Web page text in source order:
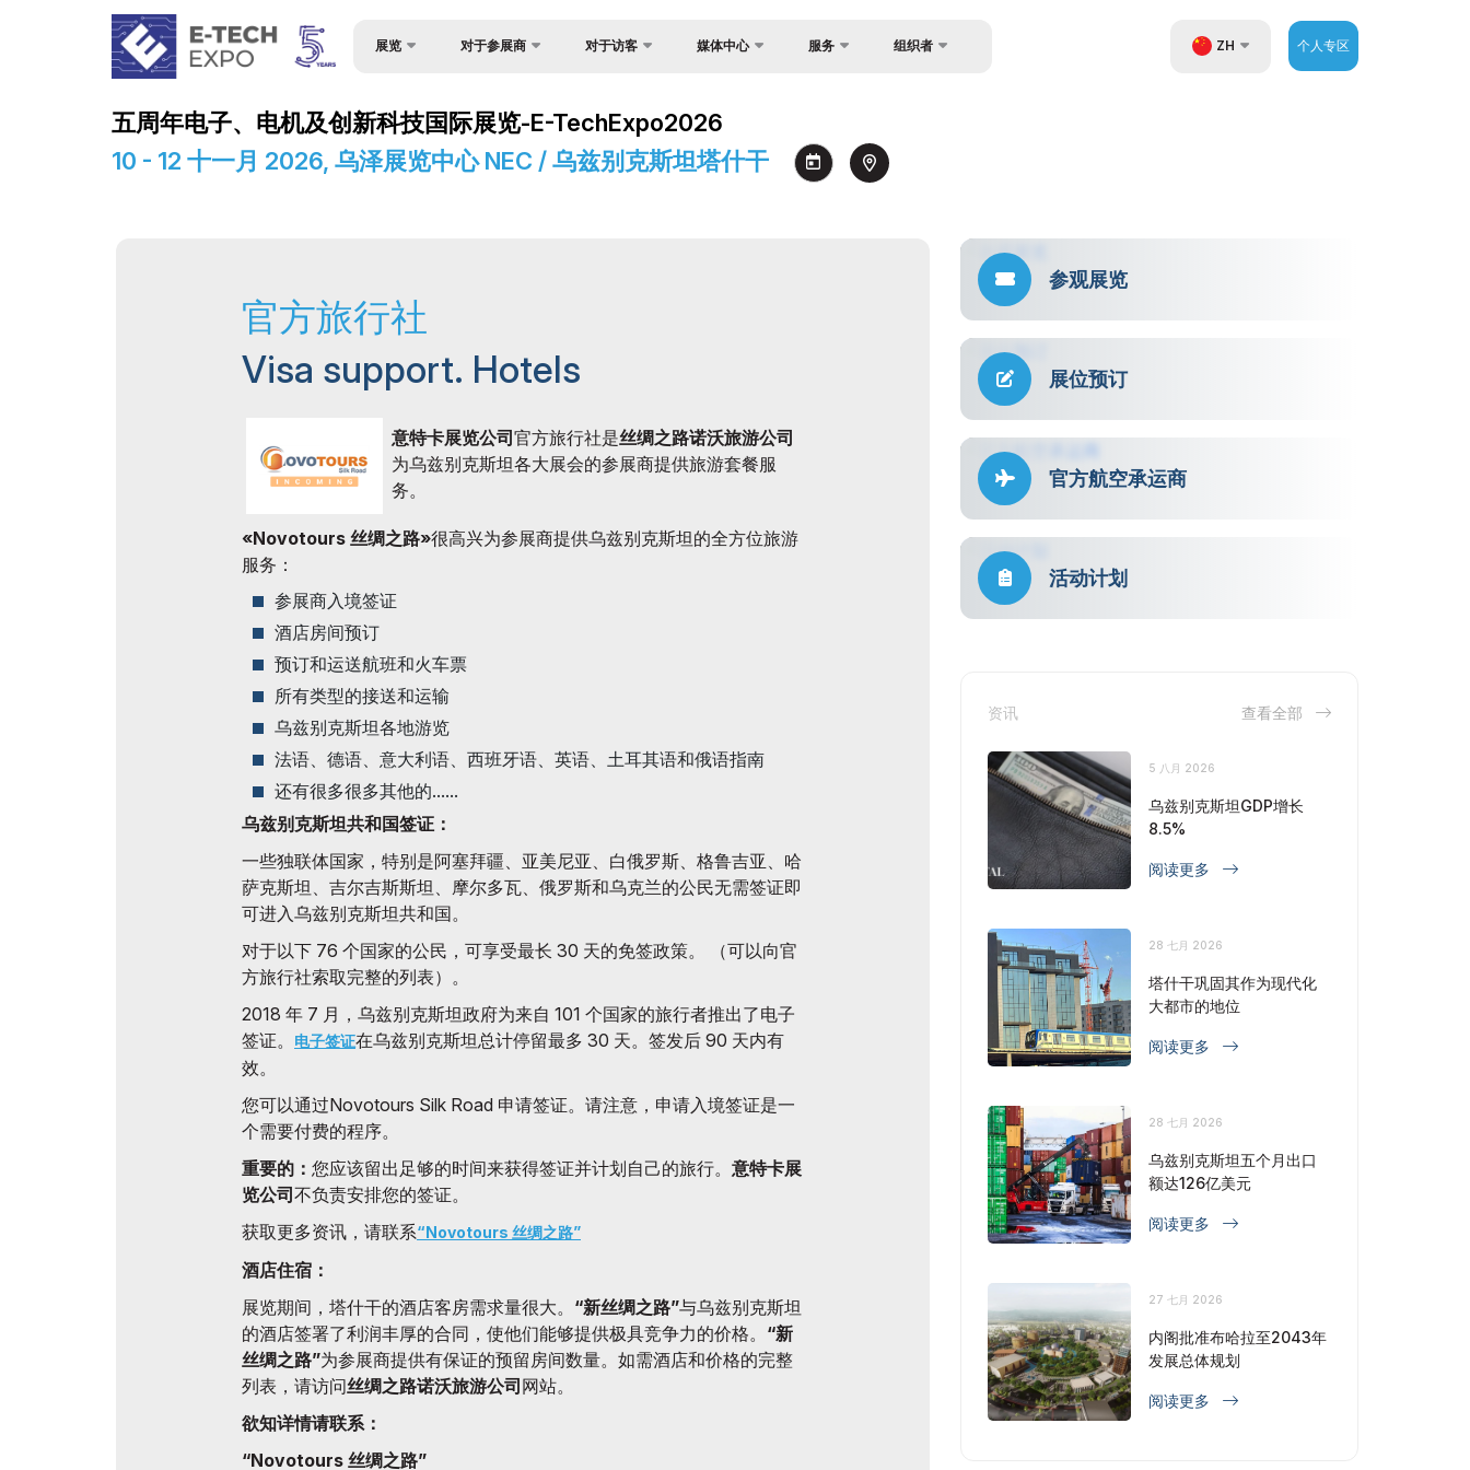
展览
产品类别
地点及工作时间
媒体支持
活动计划
在乌兹别克斯坦做生意
官方目录
对于参展商
成为赞助商
展位预订
货物与交付
参展商须知
对于访客
参观规则
场地
媒体中心
照片库
视频库
服务
官方旅行社
组织者
关于主办方
ZH 个人专区
五周年电子、电机及创新科技国际展览-E-TechExpo2026
10 - 12 十一月 2026, 乌泽展览中心 NEC / 乌兹别克斯坦塔什干
官方旅行社
Visa support. Hotels
意特卡展览公司 官方旅行社是丝绸之路诺沃旅游公司
为乌兹别克斯坦各大展会的参展商提供旅游套餐服
务。
«Novotours 丝绸之路»很高兴为参展商提供乌兹别克斯坦的全方位旅游
服务：
参展商入境签证
酒店房间预订
预订和运送航班和火车票
所有类型的接送和运输
乌兹别克斯坦各地游览
法语、德语、意大利语、西班牙语、英语、土耳其语和俄语指南
还有很多很多其他的......
乌兹别克斯坦共和国签证：
一些独联体国家，特别是阿塞拜疆、亚美尼亚、白俄罗斯、格鲁吉亚、哈
萨克斯坦、吉尔吉斯斯坦、摩尔多瓦、俄罗斯和乌克兰的公民无需签证即
可进入乌兹别克斯坦共和国。
对于以下 76 个国家的公民，可享受最长 30 天的免签政策。 （可以向官
方旅行社索取完整的列表）。
2018 年 7 月，乌兹别克斯坦政府为来自 101 个国家的旅行者推出了电子
签证。
电子签证在乌兹别克斯坦总计停留最多 30 天。签发后 90 天内有
效。
您可以通过Novotours Silk Road 申请签证。请注意，申请入境签证是一
个需要付费的程序。
重要的： 您应该留出足够的时间来获得签证并计划自己的旅行。 意特卡展
览公司 不负责安排您的签证。
获取更多资讯，请联系“Novotours 丝绸之路”
酒店住宿：
展览期间，塔什干的酒店客房需求量很大。 “新丝绸之路”与乌兹别克斯坦
的酒店签署了利润丰厚的合同，使他们能够提供极具竞争力的价格。 “新
丝绸之路”为参展商提供有保证的预留房间数量。如需酒店和价格的完整
列表，请访问丝绸之路诺沃旅游公司 网站。
欲知详情请联系：
“Novotours 丝绸之路”
参观展览
展位预订
官方航空承运商
活动计划
资讯 查看全部
5 八月 2026
乌兹别克斯坦GDP增长
8.5%
阅读更多
28 七月 2026
塔什干巩固其作为现代化
大都市的地位
阅读更多
28 七月 2026
乌兹别克斯坦五个月出口
额达126亿美元
阅读更多
27 七月 2026
内阁批准布哈拉至2043年
发展总体规划
阅读更多